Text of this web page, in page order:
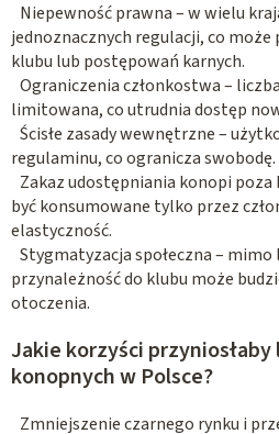
Niepewność prawna – w wielu
jednoznacznych regulacji, co
klubu lub postępowań karnych.
Ograniczenia członkostwa –
limitowana, co utrudnia dostęp
Ścisłe zasady wewnętrzne –
regulaminu, co ogranicza swobodę.
Zakaz udostępniania konopi
być konsumowane tylko przez
elastyczność.
Stygmatyzacja społeczna –
przynależność do klubu może
otoczenia.
Jakie korzyści
konopnych w Polsce?
Zmniejszenie czarnego rynku i